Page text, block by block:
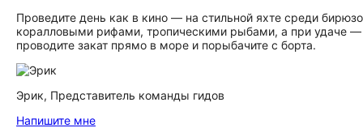
Проведите день как в кино — на стильной яхте среди
коралловыми рифами, тропическими рыбами, а при удаче
проводите закат прямо в море и порыбачите с борта.
Эрик, Представитель команды гидов
Напишите мне